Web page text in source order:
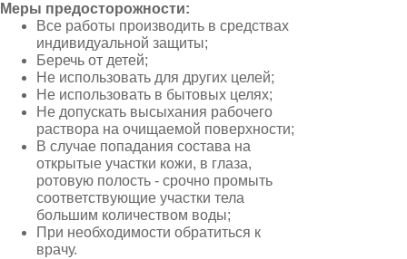
Меры предосторожности:
Все работы производить в средствах
индивидуальной защиты;
Беречь от детей;
Не использовать для других целей;
Не использовать в бытовых целях;
Не допускать высыхания рабочего
раствора на очищаемой поверхности;
В случае попадания состава на
открытые участки кожи, в глаза,
ротовую полость - срочно промыть
соответствующие участки тела
большим количеством воды;
При необходимости обратиться к
врачу.